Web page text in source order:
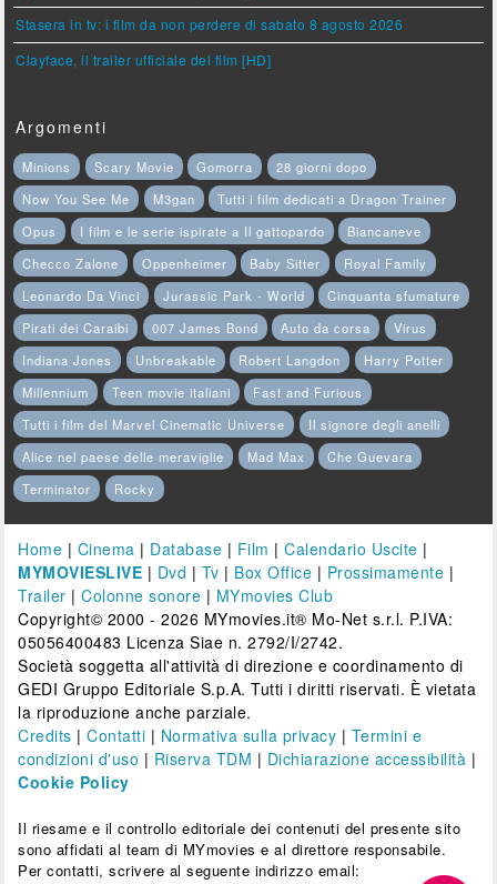
Stasera in tv: i film da non perdere di sabato 8 agosto 2026
Clayface, il trailer ufficiale del film [HD]
Argomenti
Minions Scary Movie Gomorra
28 giorni dopo
Now You See Me
M3gan
Tutti i film dedicati a Dragon Trainer
Opus
I film e le serie ispirate a Il gattopardo
Biancaneve
Checco Zalone
Oppenheimer Baby Sitter
Royal Family
Leonardo Da Vinci
Jurassic Park - World
Cinquanta sfumature
Pirati dei Caraibi
007 James Bond Auto da corsa
Virus
Indiana Jones
Unbreakable Robert Langdon
Harry Potter
Millennium
Teen movie italiani
Fast and Furious
Tutti i film del Marvel Cinematic Universe
Il signore degli anelli
Alice nel paese delle meraviglie
Mad Max
Che Guevara
Terminator
Rocky
Home | Cinema | Database | Film |Calendario Uscite |
MYMOVIESLIVE | Dvd | Tv | Box Office | Prossimamente |
Trailer |Colonne sonore | MYmovies Club
Copyright© 2000 - 2026 MYmovies.it® Mo-Net s.r.l. P.IVA:
05056400483 Licenza Siae n. 2792/I/2742.
Società soggetta all'attività di direzione e coordinamento di
GEDI Gruppo Editoriale S.p.A. Tutti i diritti riservati. È vietata
la riproduzione anche parziale.
Credits |Contatti | Normativa sulla privacy | Termini e
condizioni d'uso | Riserva TDM | Dichiarazione accessibilità |
Cookie Policy
Il riesame e il controllo editoriale dei contenuti del presente sito
sono affidati al team di MYmovies e al direttore responsabile.
Per contatti, scrivere al seguente indirizzo email: